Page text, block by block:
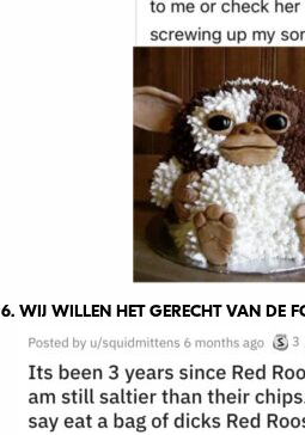
6. WIJ WILLEN HET GERECHT VAN DE